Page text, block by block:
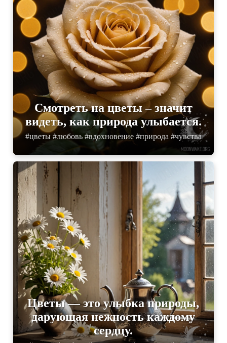
Смотреть на цветы – значит
видеть, как природа улыбается.
#цветы #любовь #вдохновение #природа #чувства
Цветы — это улыбка природы,
дарующая нежность каждому
сердцу.